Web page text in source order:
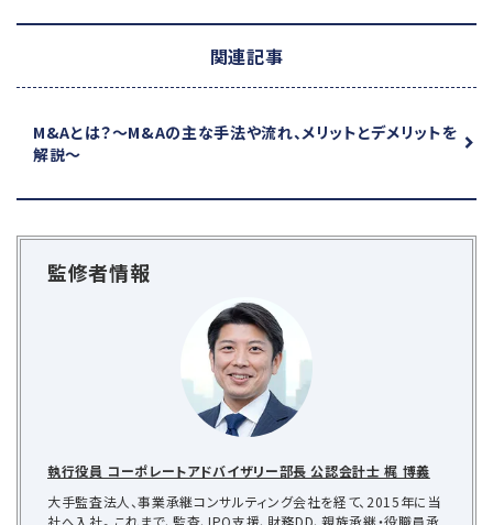
関連記事
M&Aとは？～M&Aの主な手法や流れ、メリットとデメリットを
解説～
監修者情報
執行役員 コーポレートアドバイザリー部長 公認会計士 梶 博義
大手監査法人、事業承継コンサルティング会社を経て、2015年に当
社へ入社。 これまで、監査、IPO支援、財務DD、親族承継・役職員承